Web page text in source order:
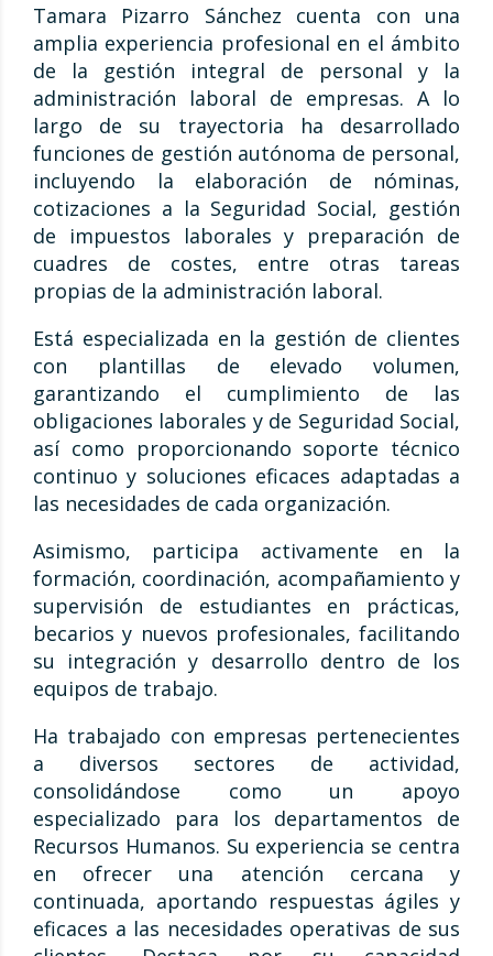
Tamara Pizarro Sánchez cuenta con una
amplia experiencia profesional en el ámbito
de la gestión integral de personal y la
administración laboral de empresas. A lo
largo de su trayectoria ha desarrollado
funciones de gestión autónoma de personal,
incluyendo la elaboración de nóminas,
cotizaciones a la Seguridad Social, gestión
de impuestos laborales y preparación de
cuadres de costes, entre otras tareas
propias de la administración laboral.
Está especializada en la gestión de clientes
con plantillas de elevado volumen,
garantizando el cumplimiento de las
obligaciones laborales y de Seguridad Social,
así como proporcionando soporte técnico
continuo y soluciones eficaces adaptadas a
las necesidades de cada organización.
Asimismo, participa activamente en la
formación, coordinación, acompañamiento y
supervisión de estudiantes en prácticas,
becarios y nuevos profesionales, facilitando
su integración y desarrollo dentro de los
equipos de trabajo.
Ha trabajado con empresas pertenecientes
a diversos sectores de actividad,
consolidándose como un apoyo
especializado para los departamentos de
Recursos Humanos. Su experiencia se centra
en ofrecer una atención cercana y
continuada, aportando respuestas ágiles y
eficaces a las necesidades operativas de sus